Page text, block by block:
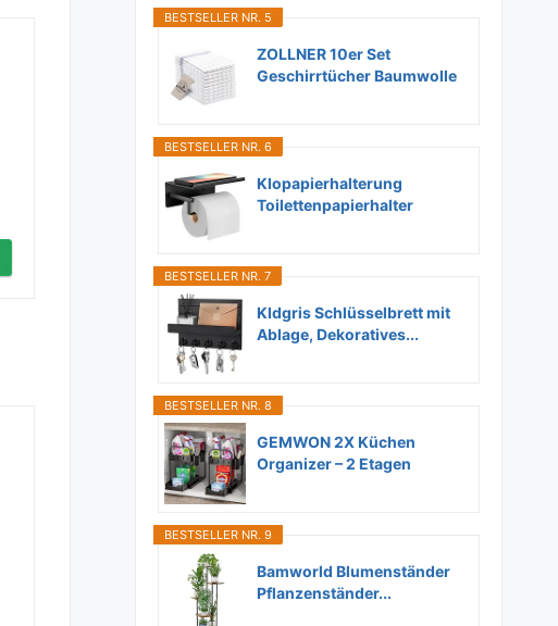
BESTSELLER NR. 5
ZOLLNER 10er Set
Geschirrtücher Baumwolle
BESTSELLER NR. 6
Klopapierhalterung
Toilettenpapierhalter
BESTSELLER NR. 7
Kldgris Schlüsselbrett mit
Ablage, Dekoratives...
BESTSELLER NR. 8
GEMWON 2X Küchen
Organizer – 2 Etagen
BESTSELLER NR. 9
Bamworld Blumenständer
Pflanzenständer...